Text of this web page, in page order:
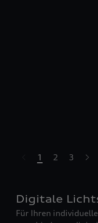
1 2 3
Digitale
Für Ihren